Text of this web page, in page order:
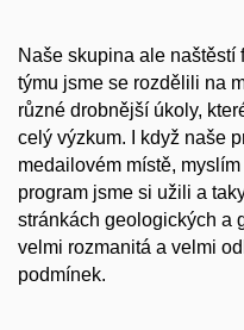
Naše skupina ale naštěstí
týmu jsme se rozdělili na
různé drobnější úkoly,
celý výzkum. I když naše
medailovém místě,
program jsme si užili a
stránkách geologických a
velmi rozmanitá a velmi
podmínek.